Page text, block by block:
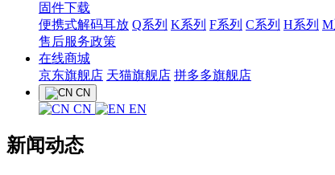
固件下载
便携式解码耳放 Q系列 K系列 F系列 C系列 H系列 M
售后服务政策
在线商城
京东旗舰店 天猫旗舰店 拼多多旗舰店
CN
CN EN
新闻动态